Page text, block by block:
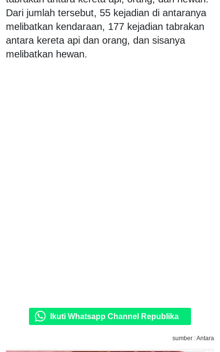
Dari jumlah tersebut, 55 kejadian di antaranya
melibatkan kendaraan, 177 kejadian tabrakan
antara kereta api dan orang, dan sisanya
melibatkan hewan.
Ikuti Whatsapp Channel Republika
sumber : Antara